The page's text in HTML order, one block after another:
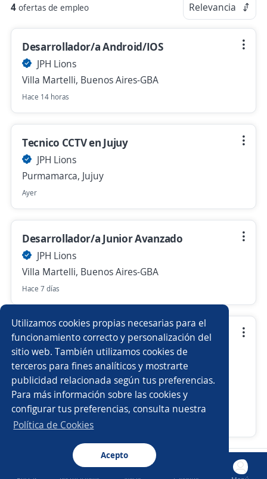
Utilizamos cookies propias necesarias para el
funcionamiento correcto y personalización del
sitio web. También utilizamos cookies de
terceros para fines analíticos y mostrarte
publicidad relacionada según tus preferencias.
Para más información sobre las cookies y
configurar tus preferencias, consulta nuestra
Política de Cookies
Acepto
4 ofertas de empleo Relevancia
Desarrollador/a Android/IOS
JPH Lions
Villa Martelli, Buenos Aires-GBA
Hace 14 horas
Tecnico CCTV en Jujuy
JPH Lions
Purmamarca, Jujuy
Ayer
Desarrollador/a Junior Avanzado
JPH Lions
Villa Martelli, Buenos Aires-GBA
Hace 7 días
Administrativo/a de Gate Controller (
Retiro)
JPH Lions
Villa Martelli, Buenos Aires-GBA
Hace 7 días
Nuevas ofertas de empleo Avísame